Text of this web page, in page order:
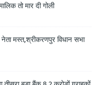
तो मार दी गोली
मस्त,श्रीकरणपुर विधान सभा